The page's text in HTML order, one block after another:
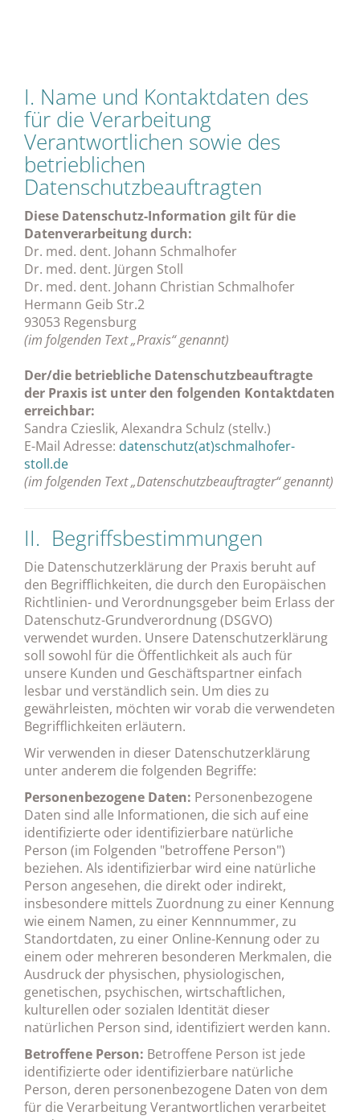
I. Name und Kontaktdaten des
für die Verarbeitung
Verantwortlichen sowie des
betrieblichen
Datenschutzbeauftragten
Diese Datenschutz-Information gilt für die
Datenverarbeitung durch:
Dr. med. dent. Johann Schmalhofer
Dr. med. dent. Jürgen Stoll
Dr. med. dent. Johann Christian Schmalhofer
Hermann Geib Str.2
93053 Regensburg
(im folgenden Text „Praxis“ genannt)
Der/die betriebliche Datenschutzbeauftragte
der Praxis ist unter den folgenden Kontaktdaten
erreichbar:
Sandra Czieslik, Alexandra Schulz (stellv.)
E-Mail Adresse: datenschutz(at)schmalhofer-
stoll.de
(im folgenden Text „Datenschutzbeauftragter“ genannt)
II. Begriffsbestimmungen
Die Datenschutzerklärung der Praxis beruht auf
den Begrifflichkeiten, die durch den Europäischen
Richtlinien- und Verordnungsgeber beim Erlass der
Datenschutz-Grundverordnung (DSGVO)
verwendet wurden. Unsere Datenschutzerklärung
soll sowohl für die Öffentlichkeit als auch für
unsere Kunden und Geschäftspartner einfach
lesbar und verständlich sein. Um dies zu
gewährleisten, möchten wir vorab die verwendeten
Begrifflichkeiten erläutern.
Wir verwenden in dieser Datenschutzerklärung
unter anderem die folgenden Begriffe:
Personenbezogene Daten: Personenbezogene
Daten sind alle Informationen, die sich auf eine
identifizierte oder identifizierbare natürliche
Person (im Folgenden "betroffene Person")
beziehen. Als identifizierbar wird eine natürliche
Person angesehen, die direkt oder indirekt,
insbesondere mittels Zuordnung zu einer Kennung
wie einem Namen, zu einer Kennnummer, zu
Standortdaten, zu einer Online-Kennung oder zu
einem oder mehreren besonderen Merkmalen, die
Ausdruck der physischen, physiologischen,
genetischen, psychischen, wirtschaftlichen,
kulturellen oder sozialen Identität dieser
natürlichen Person sind, identifiziert werden kann.
Betroffene Person: Betroffene Person ist jede
identifizierte oder identifizierbare natürliche
Person, deren personenbezogene Daten von dem
für die Verarbeitung Verantwortlichen verarbeitet